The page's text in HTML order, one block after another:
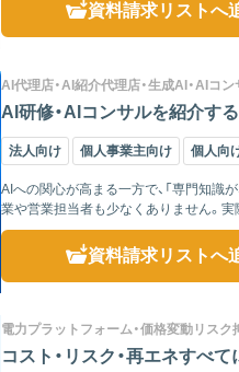
資料請求リストへ
AI代理店・AI紹介代理店・生成AI・AIコ
AI研修・AIコンサルを紹介す
法人向け 個人事業主向け 個人向
AIへの関心が高まる一方で、「専門知識
業や営業担当者も少なくありません。実
ルが高くなり...
資料請求リストへ
電力プラットフォーム・価格変動リスク
コスト・リスク・再エネすべ